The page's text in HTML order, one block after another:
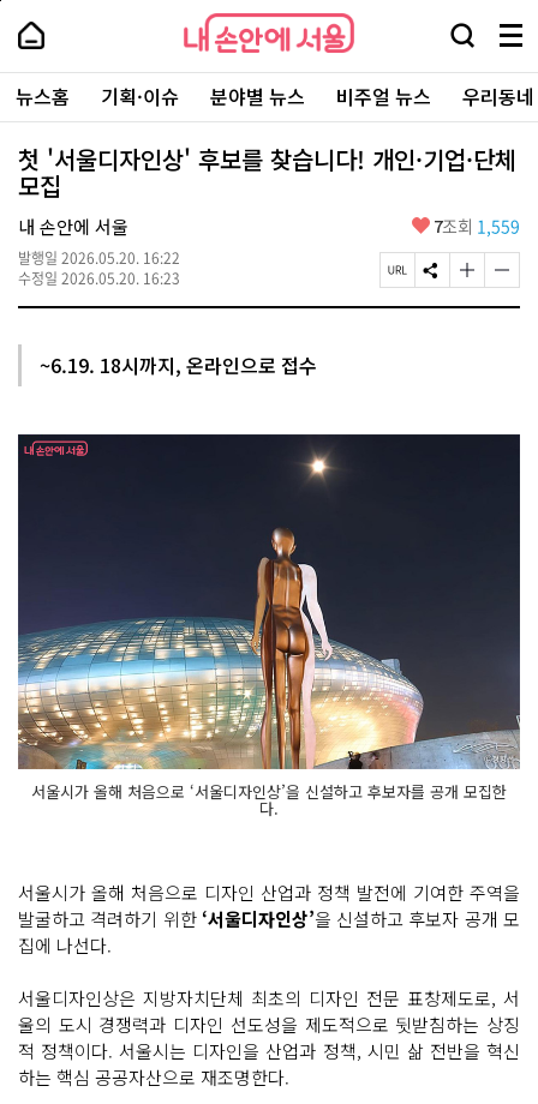
본
로
가
내
손
안
에
서
울
-
서
울
시
대
표
소
통
포
내
손
에
울
검
창
열
기
메
뉴
전
체
보
기
주
요
서
뉴스홈 기획·이슈 분야별 뉴스 비주얼 뉴스 우리동
첫 '서울디자인상' 후보를 찾습니다! 개인·기업·단체
모집
내 손안에 서울
발행일 2026.05.20. 16:22
수정일 2026.05.20. 16:23
좋
요
7조회 1,559
페
이
S
N
글
자
하
글
자
하
~6.19. 18시까지, 온라인으로 접수
서울시가 올해 처음으로 ‘서울디자인상’을 신설하고 후보자를 공개 모집한
다.
서울시가 올해 처음으로 디자인 산업과 정책 발전에 기여한 주역을
발굴하고 격려하기 위한 ‘서울디자인상’을 신설하고 후보자 공개 모
집에 나선다.
서울디자인상은 지방자치단체 최초의 디자인 전문 표창제도로, 서
울의 도시 경쟁력과 디자인 선도성을 제도적으로 뒷받침하는 상징
적 정책이다. 서울시는 디자인을 산업과 정책, 시민 삶 전반을 혁신
하는 핵심 공공자산으로 재조명한다.
페
상
단
로